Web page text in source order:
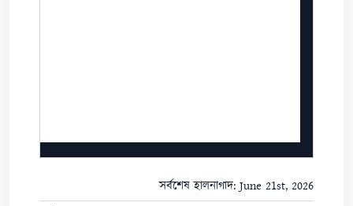
সর্বশেষ হালনাগাদ: June 21st, 2026